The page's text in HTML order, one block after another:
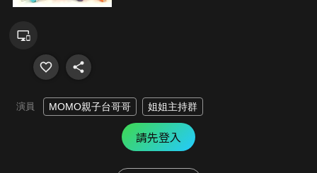
演員 MOMO親子台哥哥 姐姐主持群
請先登入